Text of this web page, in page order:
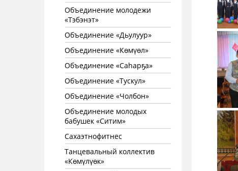
Объединение молодежи
«Тэбэнэт»
Объединение «Дьулуур»
Объединение «Көмүөл»
Объединение «Саhарҕа»
Объединение «Тускул»
Объединение «Чолбон»
Объединение молодых
бабушек «Ситим»
Сахаэтнофитнес
Танцевальный коллектив
«Көмүлүөк»